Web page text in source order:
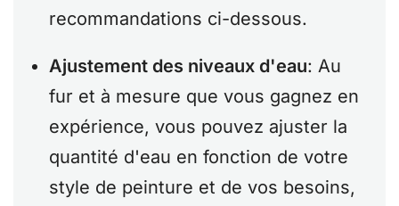
recommandations ci-dessous.
Ajustement des niveaux d'eau: Au
fur et à mesure que vous gagnez en
expérience, vous pouvez ajuster la
quantité d'eau en fonction de votre
style de peinture et de vos besoins,